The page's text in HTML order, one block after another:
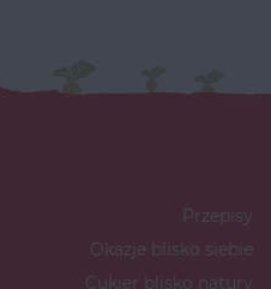
Przepisy
Okazje blisko siebie
Cukier blisko natury